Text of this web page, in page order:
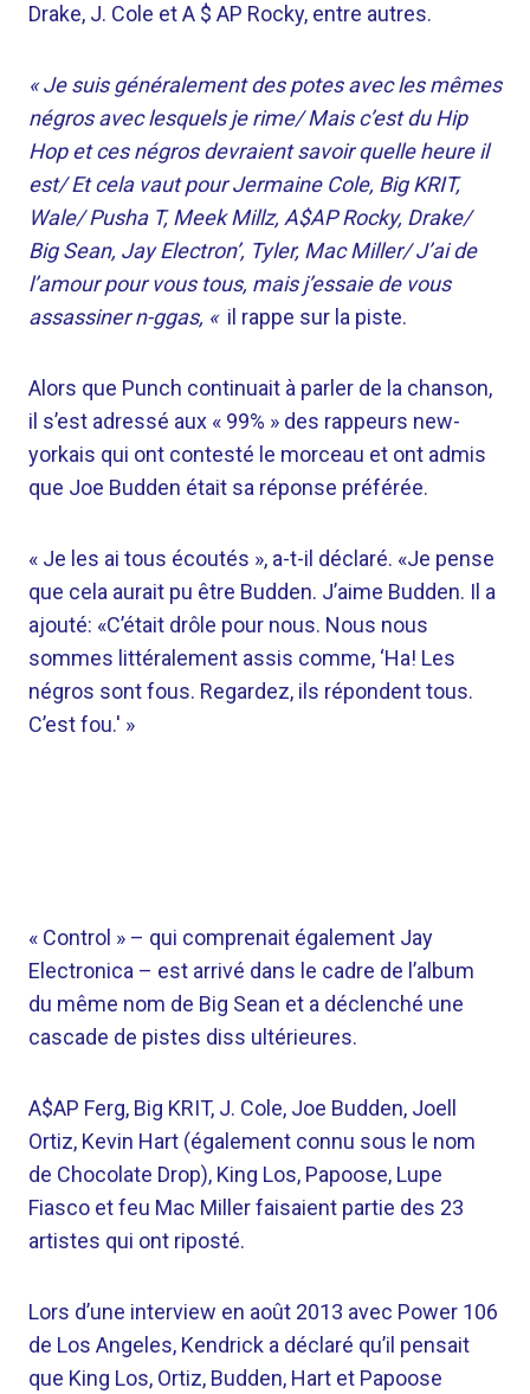
Drake, J. Cole et A $ AP Rocky, entre autres.
« Je suis généralement des potes avec les mêmes
négros avec lesquels je rime/ Mais c’est du Hip
Hop et ces négros devraient savoir quelle heure il
est/ Et cela vaut pour Jermaine Cole, Big KRIT,
Wale/ Pusha T, Meek Millz, A$AP Rocky, Drake/
Big Sean, Jay Electron’, Tyler, Mac Miller/ J’ai de
l’amour pour vous tous, mais j’essaie de vous
assassiner n-ggas, « il rappe sur la piste.
Alors que Punch continuait à parler de la chanson,
il s’est adressé aux « 99% » des rappeurs new-
yorkais qui ont contesté le morceau et ont admis
que Joe Budden était sa réponse préférée.
« Je les ai tous écoutés », a-t-il déclaré. «Je pense
que cela aurait pu être Budden. J’aime Budden. Il a
ajouté: «C’était drôle pour nous. Nous nous
sommes littéralement assis comme, ‘Ha! Les
négros sont fous. Regardez, ils répondent tous.
C’est fou.' »
« Control » – qui comprenait également Jay
Electronica – est arrivé dans le cadre de l’album
du même nom de Big Sean et a déclenché une
cascade de pistes diss ultérieures.
A$AP Ferg, Big KRIT, J. Cole, Joe Budden, Joell
Ortiz, Kevin Hart (également connu sous le nom
de Chocolate Drop), King Los, Papoose, Lupe
Fiasco et feu Mac Miller faisaient partie des 23
artistes qui ont riposté.
Lors d’une interview en août 2013 avec Power 106
de Los Angeles, Kendrick a déclaré qu’il pensait
que King Los, Ortiz, Budden, Hart et Papoose